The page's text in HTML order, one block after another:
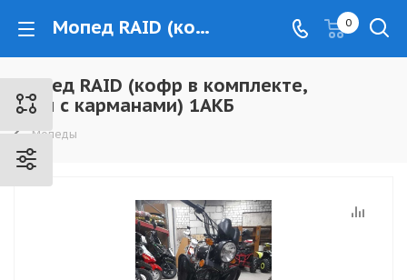
Мопед RAID (кофр в комплекте, дуги с карманами) 1АКБ - www.kovrovec.ru 0
Мопед RAID (кофр в комплекте,
дуги с карманами) 1АКБ
Мопеды